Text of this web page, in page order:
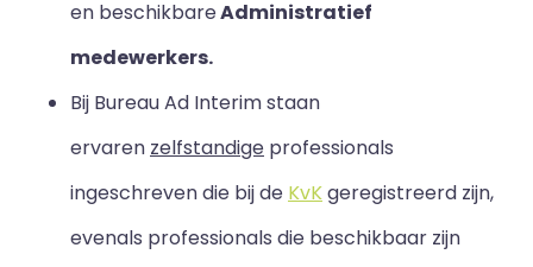
en beschikbareAdministratief
medewerkers.
Bij Bureau Ad Interim staan
ervaren zelfstandige professionals
ingeschreven die bij de KvKgeregistreerd zijn,
evenals professionals die beschikbaar zijn